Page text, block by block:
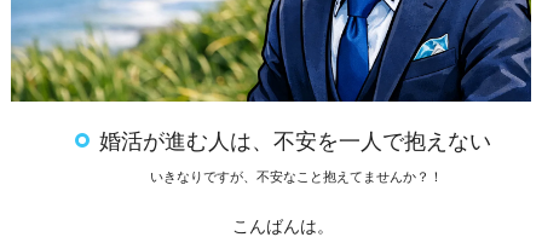
婚活が進む人は、不安を一人で抱えない
いきなりですが、不安なこと抱えてませんか？！
こんばんは。